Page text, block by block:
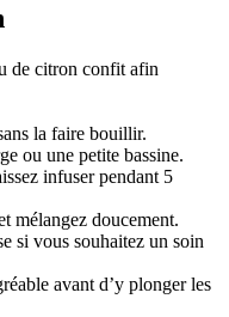
de citron confit afin
la faire bouillir.
ou une petite bassine.
infuser pendant 5
mélangez doucement.
si vous souhaitez un soin
avant d’y plonger les